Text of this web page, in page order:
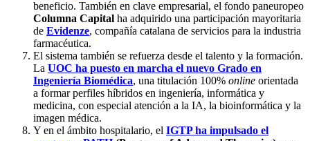
beneficio. También en clave empresarial, el fondo paneuropeo
Columna Capital ha adquirido una participación mayoritaria
de Evidenze, compañía catalana de servicios para la industria
farmacéutica.
El sistema también se refuerza desde el talento y la formación.
La UOC ha puesto en marcha el nuevo Grado en
Ingeniería Biomédica, una titulación 100% online orientada
a formar perfiles híbridos en ingeniería, informática y
medicina, con especial atención a la IA, la bioinformática y la
imagen médica.
Y en el ámbito hospitalario, el IGTP ha impulsado el